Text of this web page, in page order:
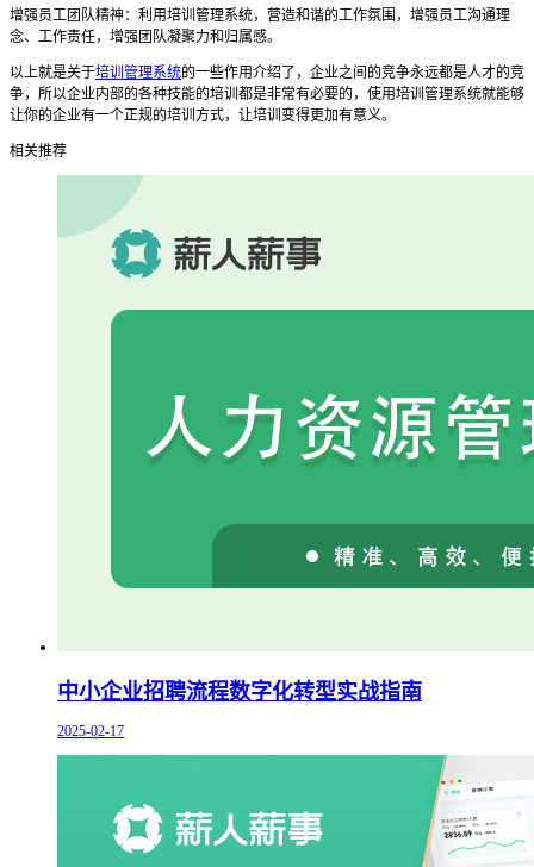
增强员工团队精神：利用培训 管理系统，营造和谐的工作氛围，增强员工沟通理
念、工作责任，增强团队凝聚力和归属感。
以上就是关于培训管理系统的一些作用介绍了，企业之间的竞争永远都是人才的竞
争，所以企业内部的各种技能的培训都是非常有必要的，使用培训管理系统就能够
让你的企业有一个正规的培训方式，让培训变得更加有意义。
相关推荐
中小企业招聘流程数字化转型实战指南
2025-02-17